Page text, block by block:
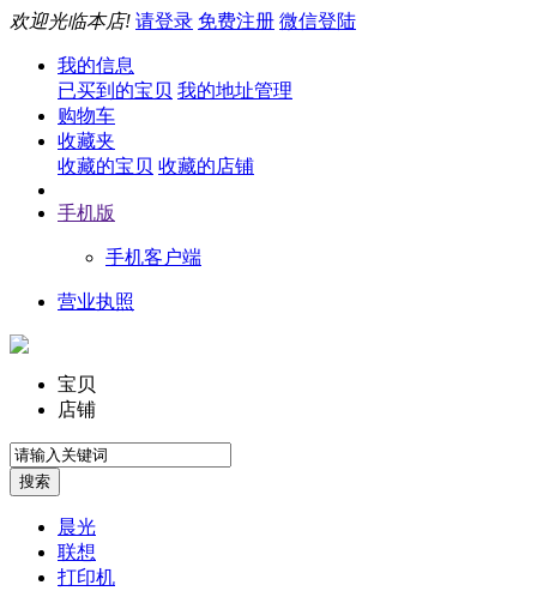
欢迎光临本店! 请登录 免费注册 微信登陆
我的信息
已买到的宝贝 我的地址管理
购物车
收藏夹
收藏的宝贝 收藏的店铺
手机版
手机客户端
营业执照
宝贝
店铺
晨光
联想
打印机